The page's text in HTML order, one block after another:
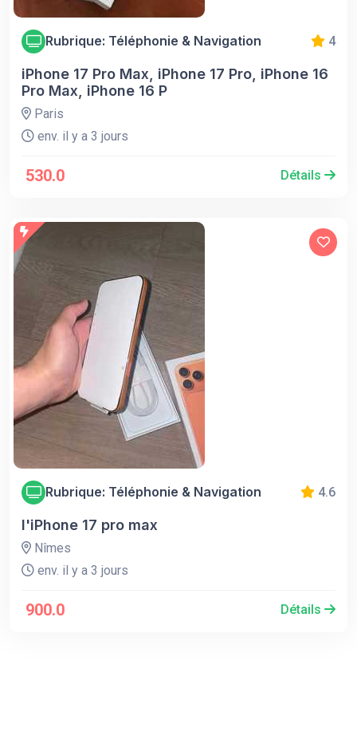
Rubrique: Téléphonie & Navigation 4
iPhone 17 Pro Max, iPhone 17 Pro, iPhone 16
Pro Max, iPhone 16 P
Paris
env. il y a 3 jours
530.0 Détails
Rubrique: Téléphonie & Navigation 4.6
l'iPhone 17 pro max
Nîmes
env. il y a 3 jours
900.0 Détails